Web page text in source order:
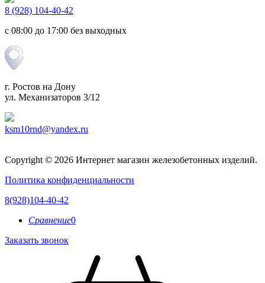
8 (928) 104-40-42
c 08:00 до 17:00 без выходных
г. Ростов на Дону
ул. Механизаторов 3/12
ksm10rnd@yandex.ru
Copyright © 2026 Интернет магазин железобетонных изделий.
Политика конфиденциальности
8(928)104-40-42
Сравнение0
Заказать звонок